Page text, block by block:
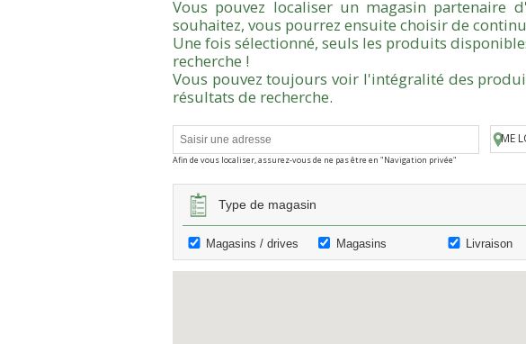
Vous pouvez localiser un magasin partenaire
souhaitez, vous pourrez ensuite choisir de
Une fois sélectionné, seuls les produits
recherche !
Vous pouvez toujours voir l'intégralité des
résultats de recherche.
Afin de vous localiser, assurez-vous de ne pas être en "Navigation privée"
ME
Type de magasin
Magasins / drives Magasins Livraison